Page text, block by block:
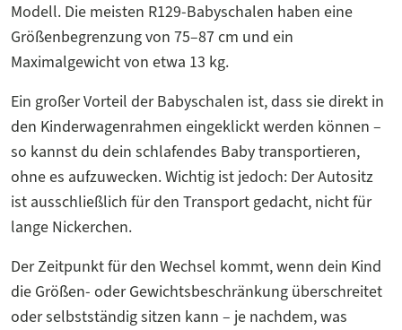
Modell. Die meisten R129-Babyschalen haben eine
Größenbegrenzung von 75–87 cm und ein
Maximalgewicht von etwa 13 kg.
Ein großer Vorteil der Babyschalen ist, dass sie direkt in
den Kinderwagenrahmen eingeklickt werden können –
so kannst du dein schlafendes Baby transportieren,
ohne es aufzuwecken. Wichtig ist jedoch: Der Autositz
ist ausschließlich für den Transport gedacht, nicht für
lange Nickerchen.
Der Zeitpunkt für den Wechsel kommt, wenn dein Kind
die Größen- oder Gewichtsbeschränkung überschreitet
oder selbstständig sitzen kann – je nachdem, was